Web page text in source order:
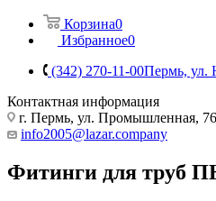
Корзина0
Избранное0
(342) 270-11-00Пермь, ул.
Контактная информация
г. Пермь, ул. Промышленная, 76
info2005@lazar.company
Фитинги для труб